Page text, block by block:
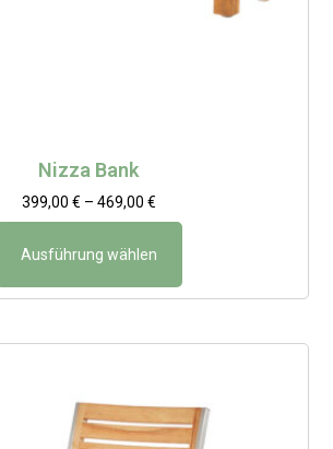
Nizza Bank
399,00 € – 469,00 €
Ausführung wählen